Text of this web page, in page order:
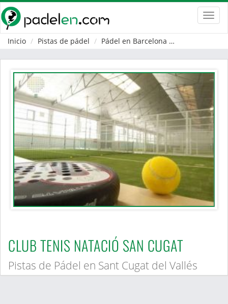
Inicio
Pistas de pádel Pádel en Barcelona
CLUB TENIS NATACIÓ SAN CUGAT
Pistas de Pádel en Sant Cugat del Vallés